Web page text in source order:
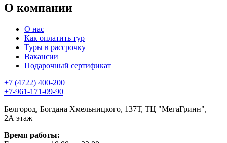
О компании
О нас
Как оплатить тур
Туры в рассрочку
Вакансии
Подарочный сертификат
+7 (4722) 400-200
+7-961-171-09-90
Белгород, Богдана Хмельницкого, 137Т, ТЦ "МегаГринн",
2А этаж
Время работы: